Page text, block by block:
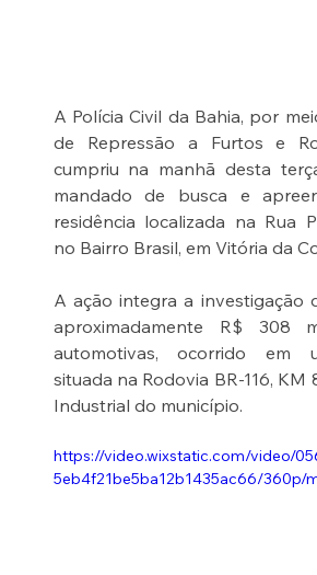
A Polícia Civil da Bahia, por
de Repressão a Furtos e
cumpriu na manhã desta
mandado de busca e
residência localizada na Rua
no Bairro Brasil, em Vitória da
A ação integra a investigação
aproximadamente R$ 308
automotivas, ocorrido em
situada na Rodovia BR-116, KM
Industrial do município.
https://video.wixstatic.com/video/
5eb4f21be5ba12b1435ac66/360p/